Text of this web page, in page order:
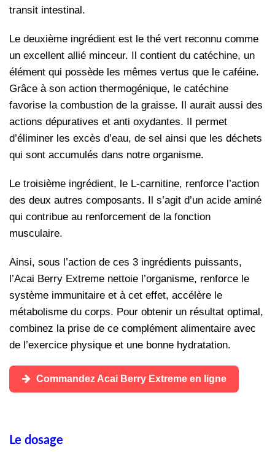
transit intestinal.
Le deuxième ingrédient est le thé vert reconnu comme
un excellent allié minceur. Il contient du catéchine, un
élément qui possède les mêmes vertus que le caféine.
Grâce à son action thermogénique, le catéchine
favorise la combustion de la graisse. Il aurait aussi des
actions dépuratives et anti oxydantes. Il permet
d’éliminer les excès d’eau, de sel ainsi que les déchets
qui sont accumulés dans notre organisme.
Le troisième ingrédient, le L-carnitine, renforce l’action
des deux autres composants. Il s’agit d’un acide aminé
qui contribue au renforcement de la fonction
musculaire.
Ainsi, sous l’action de ces 3 ingrédients puissants,
l’Acai Berry Extreme nettoie l’organisme, renforce le
système immunitaire et à cet effet, accélère le
métabolisme du corps. Pour obtenir un résultat optimal,
combinez la prise de ce complément alimentaire avec
de l’exercice physique et une bonne hydratation.
Commandez Acai Berry Extreme en ligne
Le dosage